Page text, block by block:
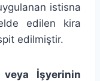
istisna
edilen kira
edilmiştir.
veya İşyerinin